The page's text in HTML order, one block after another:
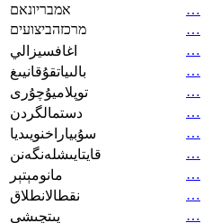
אמבריונאם
…
מרכזהביצועים
…
اغافسيزالي
…
بالىياتقۇقانيىغ
…
توپلاميۇچۇرى
…
دستمالگردن
…
سۇبياراخنويىديا
…
قايتايىشلەنگەنن
…
مانومېتېر
…
نقطالانطلاق
…
يىتچىشى
…